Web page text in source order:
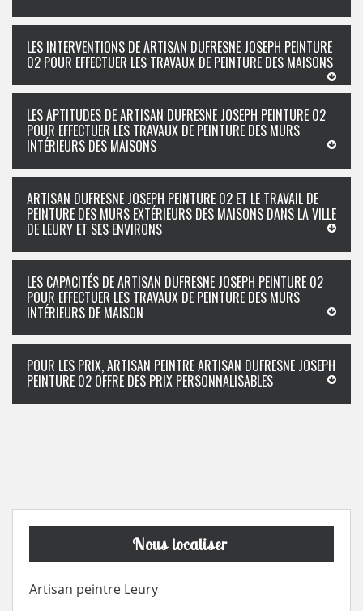
LES INTERVENTIONS DE ARTISAN DUFRESNE JOSEPH PEINTURE
02 POUR EFFECTUER LES TRAVAUX DE PEINTURE DES MAISONS
LES APTITUDES DE ARTISAN DUFRESNE JOSEPH PEINTURE 02
POUR EFFECTUER LES TRAVAUX DE PEINTURE DES MURS
INTÉRIEURS DES MAISONS
ARTISAN DUFRESNE JOSEPH PEINTURE 02 ET LE TRAVAIL DE
PEINTURE DES MURS EXTÉRIEURS DES MAISONS DANS LA VILLE
DE LEURY ET SES ENVIRONS
LES CAPACITÉS DE ARTISAN DUFRESNE JOSEPH PEINTURE 02
POUR EFFECTUER LES TRAVAUX DE PEINTURE DES MURS
INTÉRIEURS DE MAISON
POUR LES PRIX, ARTISAN PEINTRE ARTISAN DUFRESNE JOSEPH
PEINTURE 02 OFFRE DES PRIX PERSONNALISABLES
Nous localiser
Artisan peintre Leury